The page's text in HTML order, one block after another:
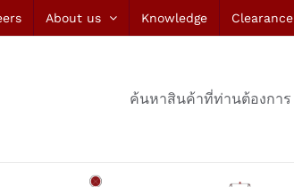
About us Knowledge Clearance
ค้นหาสินค้าที่ท่านต้องการ